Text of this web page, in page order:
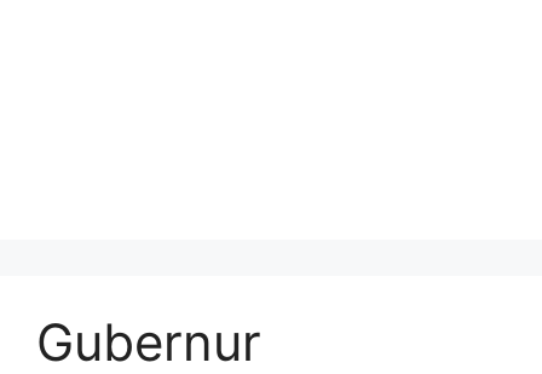
Gubernur